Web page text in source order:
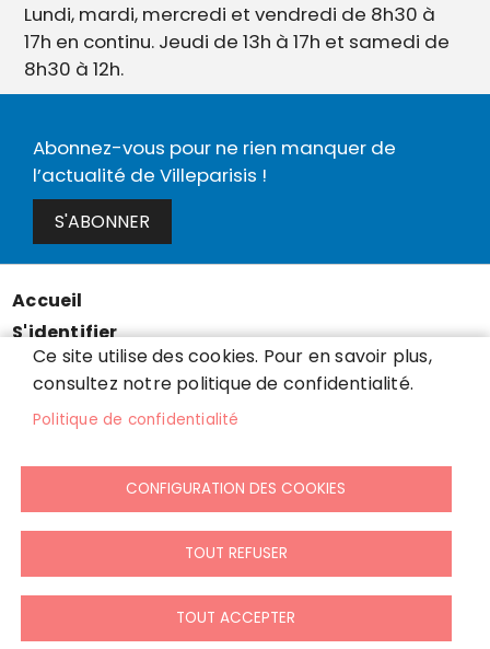
Lundi, mardi, mercredi et vendredi de 8h30 à
17h en continu. Jeudi de 13h à 17h et samedi de
8h30 à 12h.
Abonnez-vous pour ne rien manquer de
l’actualité de Villeparisis !
S'ABONNER
Menu
Pied
de
page
Accueil
S'identifier
Mentions légales
Données personnelles
Accessibilité : partiellement conforme
Ce site utilise des cookies. Pour en savoir plus,
consultez notre politique de confidentialité.
Politique de confidentialité
CONFIGURATION DES COOKIES
TOUT REFUSER
TOUT ACCEPTER